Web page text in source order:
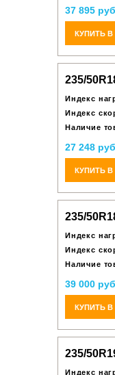
37 895
КУПИТЬ В
235/
Индекс
Индекс
Наличие
27 248
КУПИТЬ В
235/
Индекс
Индекс
Наличие
39 000
КУПИТЬ В
235/
Индекс